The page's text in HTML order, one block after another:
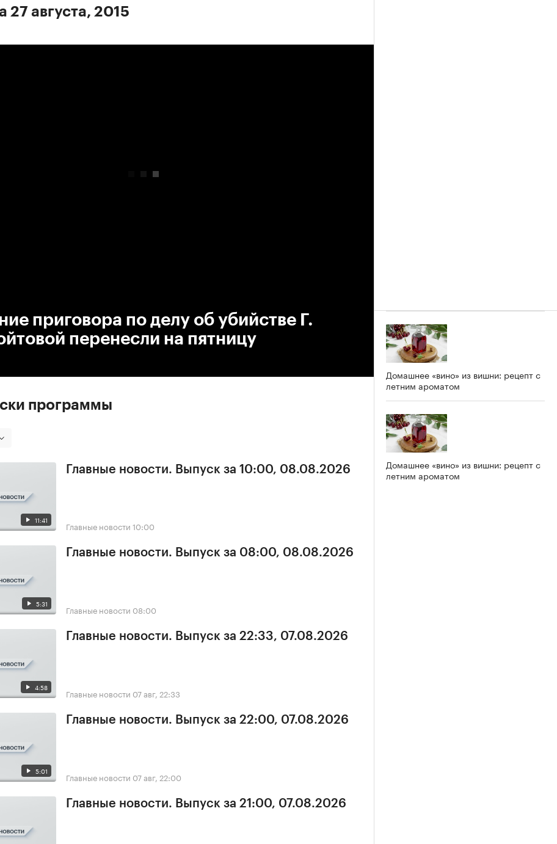
27 августа, 2015
приговора по делу об убийстве Г.
перенесли на пятницу
программы
11:41
Главные новости. Выпуск за 10:00, 08.08.2026
Главные новости 10:00
5:31
Главные новости. Выпуск за 08:00, 08.08.2026
Главные новости 08:00
4:58
Главные новости. Выпуск за 22:33, 07.08.2026
Главные новости 07 авг, 22:33
5:01
Главные новости. Выпуск за 22:00, 07.08.2026
Главные новости 07 авг, 22:00
Главные новости. Выпуск за 21:00, 07.08.2026
Домашнее «вино» из вишни: рецепт с
летним ароматом
Домашнее «вино» из вишни: рецепт с
летним ароматом